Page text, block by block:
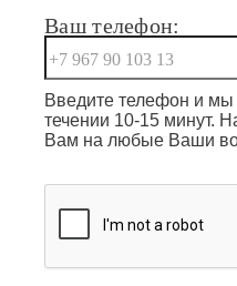
Ваш телефон:
Введите телефон и
течении 10-15 минут.
Вам на любые Ваши